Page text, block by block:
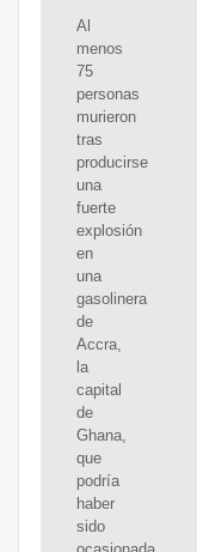
Al
menos
75
personas
murieron
tras
producirse
una
fuerte
explosión
en
una
gasolinera
de
Accra,
la
capital
de
Ghana,
que
podría
haber
sido